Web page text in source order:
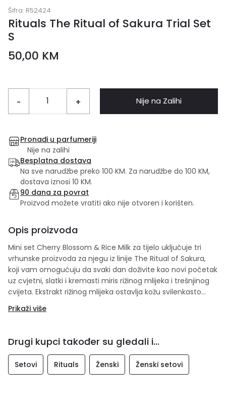
Šifra: R52424
Rituals The Ritual of Sakura Trial Set
S
50,00 KM
- + Nije na Zalihi
Pronađi u parfumeriji
Nije na zalihi
Besplatna dostava
Na sve narudžbe preko 100 KM. Za narudžbe do 100 KM,
dostava iznosi 10 KM.
90 dana za povrat
Proizvod možete vratiti ako nije otvoren i korišten.
Opis proizvoda
Mini set Cherry Blossom & Rice Milk za tijelo uključuje tri
vrhunske proizvoda za njegu iz linije The Ritual of Sakura,
koji vam omogućuju da svaki dan doživite kao novi početak
uz cvjetni, slatki i kremasti miris rižinog mlijeka i trešnjinog
cvijeta. Ekstrakt rižinog mlijeka ostavlja kožu svilenkasto
cvijeta umiruje i opušta osjetila. Set sadrži: The Ritual of
Body Scrub - 125 g The Ritual of Sakura Body Cream - 70
ml
Prikaži više
Drugi kupci također su gledali i...
Setovi Rituals Ženski Ženski setovi